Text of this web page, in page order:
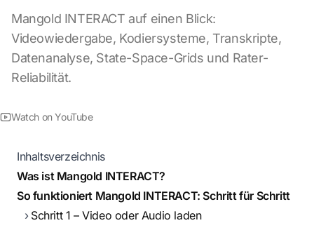
Mangold INTERACT auf einen Blick:
Videowiedergabe, Kodiersysteme, Transkripte,
Datenanalyse, State-Space-Grids und Rater-
Reliabilität.
Watch on YouTube
Inhaltsverzeichnis
Was ist Mangold INTERACT?
So funktioniert Mangold INTERACT: Schritt für Schritt
Schritt 1 – Video oder Audio laden